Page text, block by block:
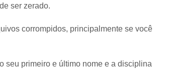
ser zerado.
corrompidos, principalmente se você
seu primeiro e último nome e a disciplina